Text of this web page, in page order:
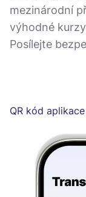
mezinárodní
výhodné
Posílejte
QR kód aplikace